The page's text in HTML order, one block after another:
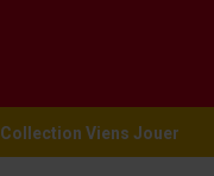
Collection Viens Jouer